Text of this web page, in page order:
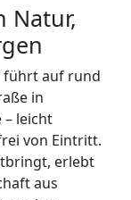
Natur,
führt auf rund
in
– leicht
von Eintritt.
erlebt
aus